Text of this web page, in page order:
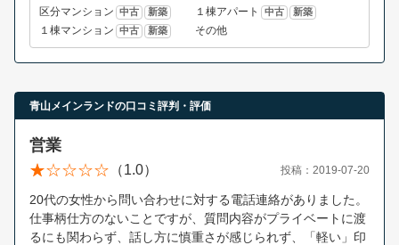
区分マンション 中古 新築 １棟アパート 中古 新築
１棟マンション 中古 新築 その他
青山メインランドの口コミ評判・評価
営業
（1.0） 投稿：2019-07-20
20代の女性から問い合わせに対する電話連絡がありました。
仕事柄仕方のないことですが、質問内容がプライベートに渡
るにも関わらず、話し方に慎重さが感じられず、「軽い」印